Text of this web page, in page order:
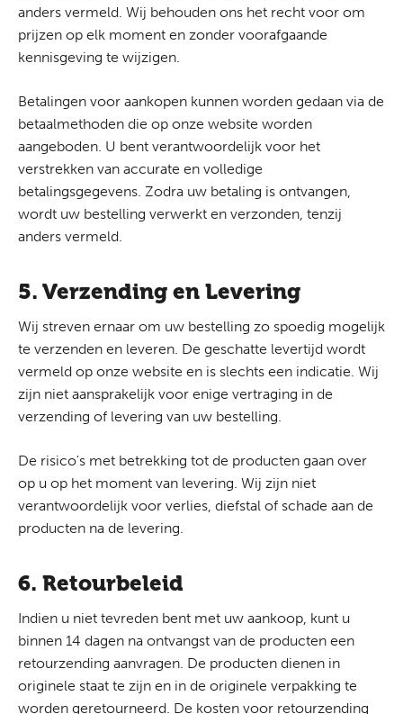
anders vermeld. Wij behouden ons het recht voor om
prijzen op elk moment en zonder voorafgaande
kennisgeving te wijzigen.
Betalingen voor aankopen kunnen worden gedaan via de
betaalmethoden die op onze website worden
aangeboden. U bent verantwoordelijk voor het
verstrekken van accurate en volledige
betalingsgegevens. Zodra uw betaling is ontvangen,
wordt uw bestelling verwerkt en verzonden, tenzij
anders vermeld.
5. Verzending en Levering
Wij streven ernaar om uw bestelling zo spoedig mogelijk
te verzenden en leveren. De geschatte levertijd wordt
vermeld op onze website en is slechts een indicatie. Wij
zijn niet aansprakelijk voor enige vertraging in de
verzending of levering van uw bestelling.
De risico's met betrekking tot de producten gaan over
op u op het moment van levering. Wij zijn niet
verantwoordelijk voor verlies, diefstal of schade aan de
producten na de levering.
6. Retourbeleid
Indien u niet tevreden bent met uw aankoop, kunt u
binnen 14 dagen na ontvangst van de producten een
retourzending aanvragen. De producten dienen in
originele staat te zijn en in de originele verpakking te
worden geretourneerd. De kosten voor retourzending